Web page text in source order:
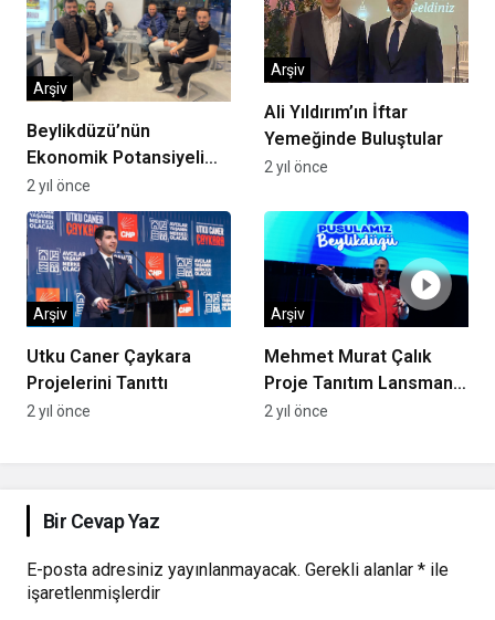
Beylikdüzü’nün
Ekonomik Potansiyeli
Yükseliyor!
Arşiv
2 yıl önce
Ali Yıldırım’ın İftar
Yemeğinde Buluştular
Arşiv
2 yıl önce
Utku Caner Çaykara
Projelerini Tanıttı
Arşiv
2 yıl önce
Mehmet Murat Çalık
Proje Tanıtım Lansmanı
Gerçekleşti
Arşiv
2 yıl önce
Bir Cevap Yaz
E-posta adresiniz yayınlanmayacak. Gerekli alanlar * ile
işaretlenmişlerdir